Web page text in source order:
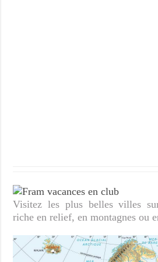
Visitez les plus belles villes
riche en relief, en montagnes ou